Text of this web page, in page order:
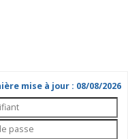
mise à jour : 08/08/2026